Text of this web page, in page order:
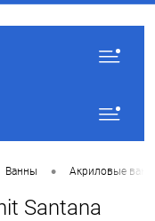
Ванны • Акриловые
Santana